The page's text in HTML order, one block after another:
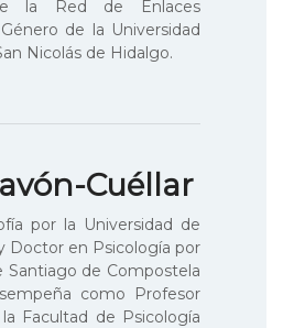
la Red de Enlaces
de la Universidad
Nicolás de Hidalgo.
Cuéllar
por la Universidad de
Doctor en Psicología por
Santiago de Compostela
como Profesor
Facultad de Psicología